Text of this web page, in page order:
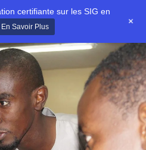
certifiante sur les SIG en
En Savoir Plus +